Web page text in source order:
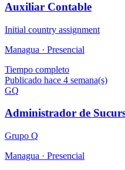
Auxiliar Contable
Initial country assignment
Managua · Presencial
Tiempo completo
Publicado hace 4 semana(s)
GQ
Administrador de
Grupo Q
Managua · Presencial